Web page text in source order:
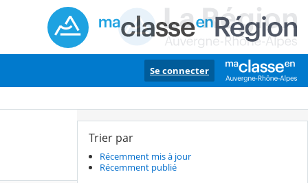
Se connecter
Trier par
Récemment mis à jour
Récemment publié